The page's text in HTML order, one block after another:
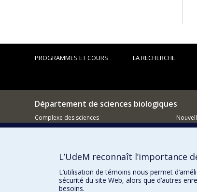
PROGRAMMES ET COURS LA RECHERCHE
Département de sciences biologiques
Complexe des sciences
1375 Avenue Thérèse-Lavoie-Roux
514-343-6111 poste 14745
L’UdeM reconnaît l’importance
L’utilisation de témoins nous permet
sécurité du site Web, alors que d’autres
besoins.